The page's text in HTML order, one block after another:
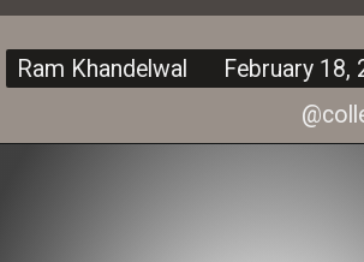
Ram Khandelwal February 18,
Ram Khandelwal February 18,
यूपी, 18
यूपी, 18